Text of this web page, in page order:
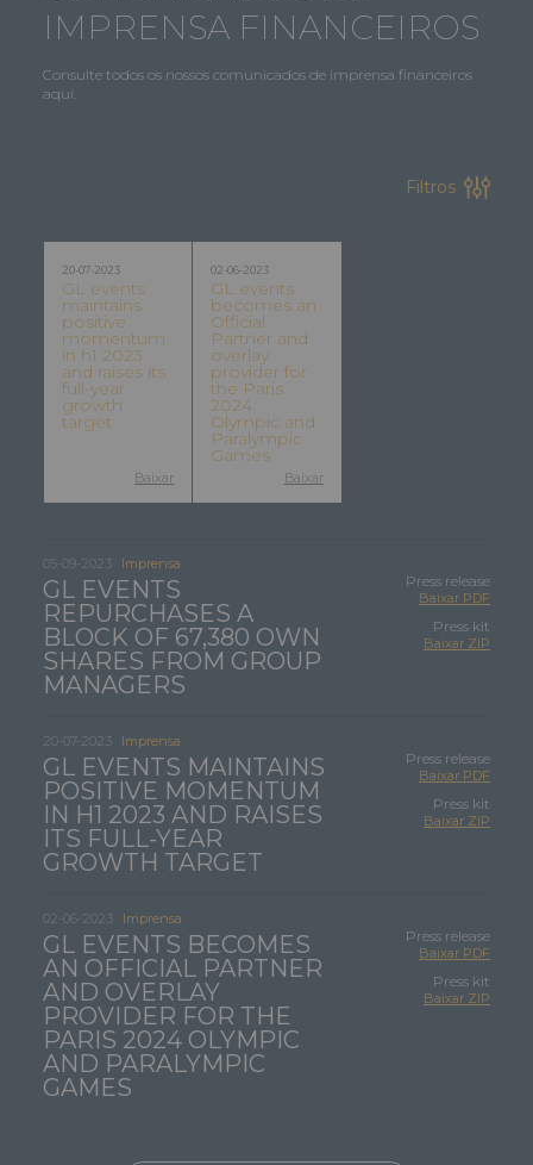
IMPRENSA FINANCEIROS
Consulte todos os nossos comunicados de imprensa financeiros
aqui.
Filtros
05-09-2023 Imprensa
GL EVENTS
REPURCHASES A
BLOCK OF 67,380 OWN
SHARES FROM GROUP
MANAGERS
Press release
Baixar PDF
Press kit
Baixar ZIP
20-07-2023 Imprensa
GL EVENTS MAINTAINS
POSITIVE MOMENTUM
IN H1 2023 AND RAISES
ITS FULL-YEAR
GROWTH TARGET
Press release
Baixar PDF
Press kit
Baixar ZIP
02-06-2023 Imprensa
GL EVENTS BECOMES
AN OFFICIAL PARTNER
AND OVERLAY
PROVIDER FOR THE
PARIS 2024 OLYMPIC
AND PARALYMPIC
GAMES
Press release
Baixar PDF
Press kit
Baixar ZIP
20-07-2023
GL events
maintains
positive
momentum
in h1 2023
and raises its
full-year
growth
target
Baixar
02-06-2023
GL events
becomes an
Official
Partner and
overlay
provider for
the Paris
2024
Olympic and
Paralympic
Games
Baixar